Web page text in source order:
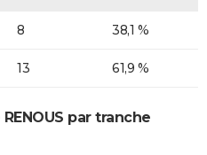
8 38,1 %
13 61,9 %
par tranche